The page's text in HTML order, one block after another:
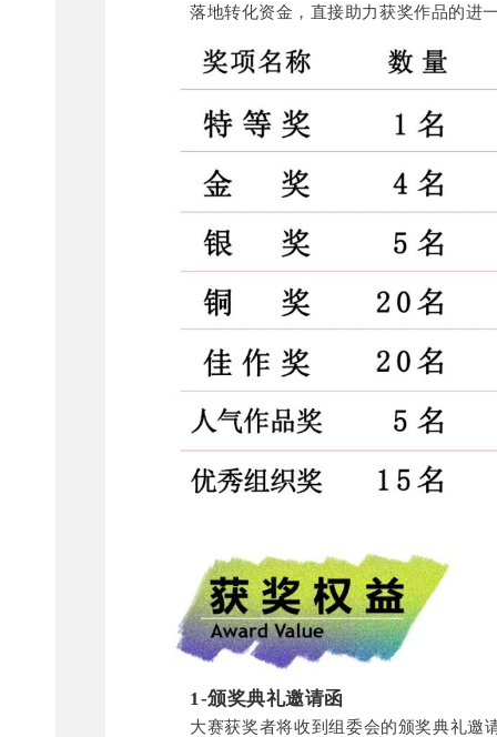
落地转化资金，直接助力获奖作品的进
1-颁奖典礼邀请函
大赛获奖者将收到组委会的颁奖典礼邀